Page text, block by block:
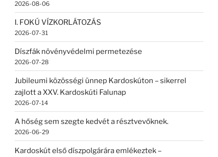
2026-08-06
I. FOKÚ VÍZKORLÁTOZÁS
2026-07-31
Díszfák növényvédelmi permetezése
2026-07-28
Jubileumi közösségi ünnep Kardoskúton – sikerrel
zajlott a XXV. Kardoskúti Falunap
2026-07-14
A hőség sem szegte kedvét a résztvevőknek.
2026-06-29
Kardoskút első díszpolgárára emlékeztek –